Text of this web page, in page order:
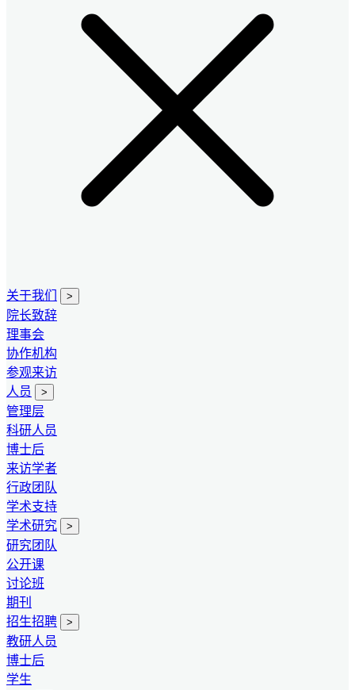
关于我们 >
院长致辞
理事会
协作机构
参观来访
人员
>
管理层
科研人员
博士后
来访学者
行政团队
学术支持
学术研究
>
研究团队
公开课
讨论班
期刊
招生招聘
>
教研人员
博士后
学生